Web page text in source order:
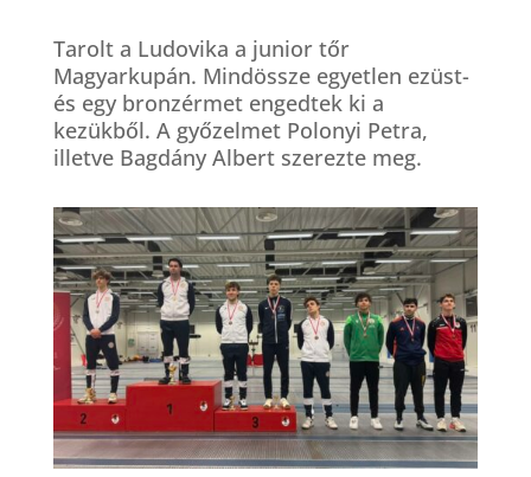
Tarolt a Ludovika a junior tőr
Magyarkupán. Mindössze egyetlen ezüst-
és egy bronzérmet engedtek ki a
kezükből. A győzelmet Polonyi Petra,
illetve Bagdány Albert szerezte meg.